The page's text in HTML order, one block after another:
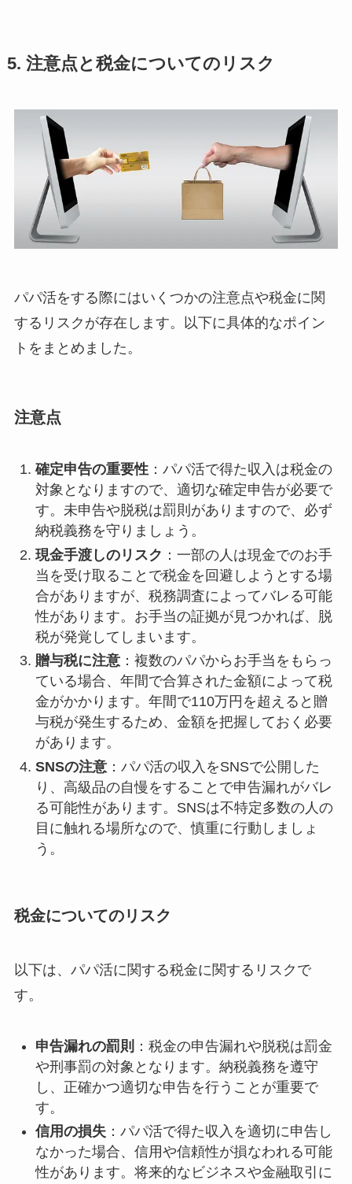
5. 注意点と税金についてのリスク
パパ活をする際にはいくつかの注意点や税金に関
するリスクが存在します。以下に具体的なポイン
トをまとめました。
注意点
確定申告の重要性：パパ活で得た収入は税金の
対象となりますので、適切な確定申告が必要で
す。未申告や脱税は罰則がありますので、必ず
納税義務を守りましょう。
現金手渡しのリスク ：一部の人は現金でのお手
当を受け取ることで税金を回避しようとする場
合がありますが、税務調査によってバレる可能
性があります。お手当の証拠が見つかれば、脱
税が発覚してしまいます。
贈与税に注意：複数のパパからお手当をもらっ
ている場合、年間で合算された金額によって税
金がかかります。年間で110万円を超えると贈
与税が発生するため、金額を把握しておく必要
があります。
SNSの注意：パパ活の収入をSNSで公開した
り、高級品の自慢をすることで申告漏れがバレ
る可能性があります。SNSは不特定多数の人の
目に触れる場所なので、慎重に行動しましょ
う。
税金についてのリスク
以下は、パパ活に関する税金に関するリスクで
す。
申告漏れの罰則 ：税金の申告漏れや脱税は罰金
や刑事罰の対象となります。納税義務を遵守
し、正確かつ適切な申告を行うことが重要で
す。
信用の損失：パパ活で得た収入を適切に申告し
なかった場合、信用や信頼性が損なわれる可能
性があります。将来的なビジネスや金融取引に